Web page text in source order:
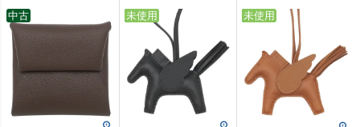
中古 中古
未使用 中古
未使用